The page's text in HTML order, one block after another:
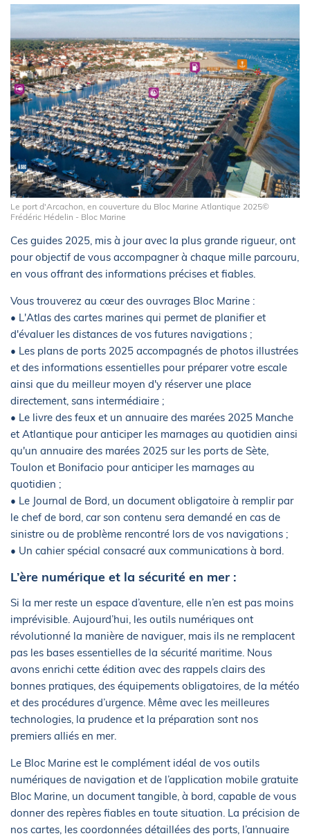
Le port d'Arcachon, en couverture du Bloc Marine Atlantique 2025©
Frédéric Hédelin - Bloc Marine
Ces guides 2025, mis à jour avec la plus grande rigueur, ont
pour objectif de vous accompagner à chaque mille parcouru,
en vous offrant des informations précises et fiables.
Vous trouverez au cœur des ouvrages Bloc Marine :
• L'Atlas des cartes marines qui permet de planifier et
d'évaluer les distances de vos futures navigations ;
• Les plans de ports 2025 accompagnés de photos illustrées
et des informations essentielles pour préparer votre escale
ainsi que du meilleur moyen d'y réserver une place
directement, sans intermédiaire ;
• Le livre des feux et un annuaire des marées 2025 Manche
et Atlantique pour anticiper les marnages au quotidien ainsi
qu'un annuaire des marées 2025 sur les ports de Sète,
Toulon et Bonifacio pour anticiper les marnages au
quotidien ;
• Le Journal de Bord, un document obligatoire à remplir par
le chef de bord, car son contenu sera demandé en cas de
sinistre ou de problème rencontré lors de vos navigations ;
• Un cahier spécial consacré aux communications à bord.
L’ère numérique et la sécurité en mer :
Si la mer reste un espace d’aventure, elle n’en est pas moins
imprévisible. Aujourd’hui, les outils numériques ont
révolutionné la manière de naviguer, mais ils ne remplacent
pas les bases essentielles de la sécurité maritime. Nous
avons enrichi cette édition avec des rappels clairs des
bonnes pratiques, des équipements obligatoires, de la météo
et des procédures d’urgence. Même avec les meilleures
technologies, la prudence et la préparation sont nos
premiers alliés en mer.
Le Bloc Marine est le complément idéal de vos outils
numériques de navigation et de l’application mobile gratuite
Bloc Marine, un document tangible, à bord, capable de vous
donner des repères fiables en toute situation. La précision de
nos cartes, les coordonnées détaillées des ports, l’annuaire